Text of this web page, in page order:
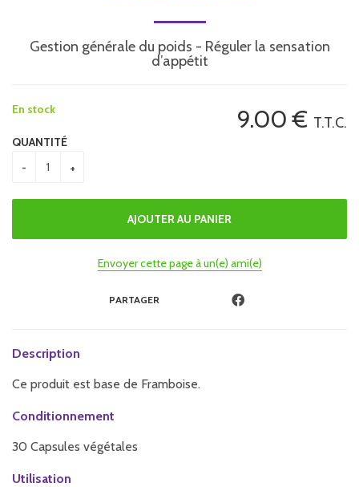
Gestion générale du poids - Réguler la sensation
d’appétit
9.00€ T.T.C.
En stock
QUANTITÉ
Envoyer cette page à un(e) ami(e)
PARTAGER
Description
Ce produit est base de Framboise.
Conditionnement
30 Capsules végétales
Utilisation